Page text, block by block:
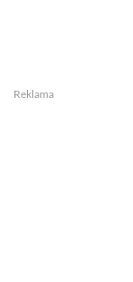
Reklama